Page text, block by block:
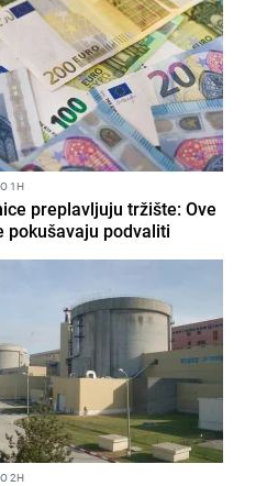
1H
preplavljuju tržište: Ove
pokušavaju podvaliti
2H